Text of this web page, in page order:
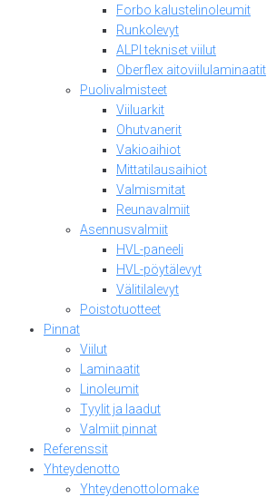
Forbo kalustelinoleumit
Runkolevyt
ALPI tekniset viilut
Oberflex aitoviilulaminaatit
Puolivalmisteet
Viiluarkit
Ohutvanerit
Vakioaihiot
Mittatilausaihiot
Valmismitat
Reunavalmiit
Asennusvalmiit
HVL-paneeli
HVL-pöytälevyt
Välitilalevyt
Poistotuotteet
Pinnat
Viilut
Laminaatit
Linoleumit
Tyylit ja laadut
Valmiit pinnat
Referenssit
Yhteydenotto
Yhteydenottolomake